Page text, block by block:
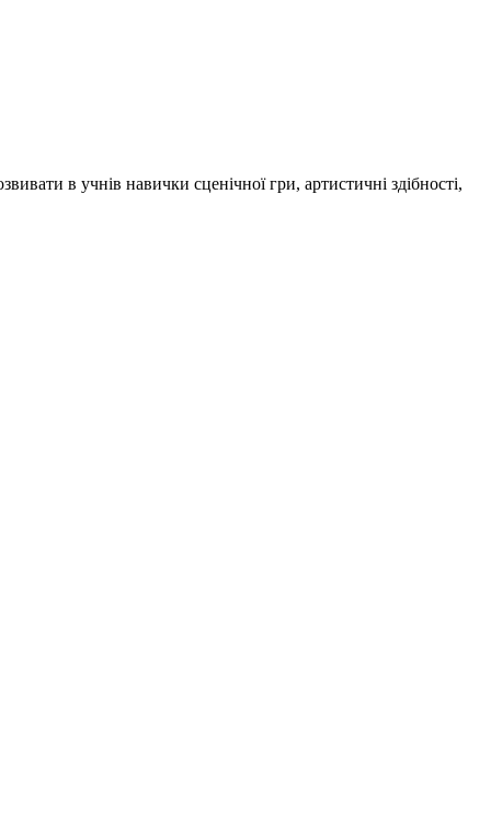
в учнів навички сценічної гри, артистичні здібності,